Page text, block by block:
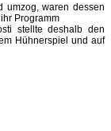
umzog, waren dessen
Programm
stellte deshalb den
Hühnerspiel und auf